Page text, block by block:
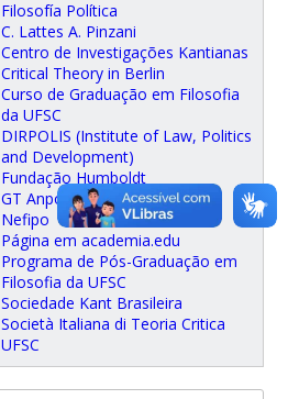
Filosofía Política
C. Lattes A. Pinzani
Centro de Investigações Kantianas
Critical Theory in Berlin
Curso de Graduação em Filosofia
da UFSC
DIRPOLIS (Institute of Law, Politics
and Development)
Fundação Humboldt
GT Anpof "Teorias da Justiça"
Nefipo
Página em academia.edu
Programa de Pós-Graduação em
Filosofia da UFSC
Sociedade Kant Brasileira
Società Italiana di Teoria Critica
UFSC